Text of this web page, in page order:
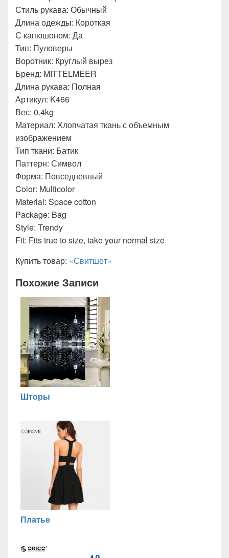
Стиль рукава: Обычный
Длина одежды: Короткая
С капюшоном: Да
Тип: Пуловеры
Воротник: Круглый вырез
Бренд: MITTELMEER
Длина рукава: Полная
Артикул: K466
Вес: 0.4kg
Материал: Хлопчатая ткань с объемным
изображением
Тип ткани: Батик
Паттерн: Символ
Форма: Повседневный
Color: Multicolor
Material: Space cotton
Package: Bag
Style: Trendy
Fit: Fits true to size, take your normal size
Купить товар: «Свитшот»
Похожие Записи
Шторы
Платье